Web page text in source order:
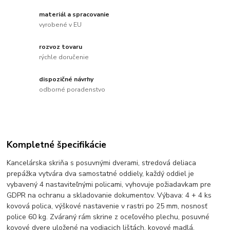
materiál a spracovanie
vyrobené v EU
rozvoz tovaru
rýchle doručenie
dispozičné návrhy
odborné poradenstvo
Kompletné špecifikácie
Kancelárska skriňa s posuvnými dverami, stredová deliaca
prepážka vytvára dva samostatné oddiely, každý oddiel je
vybavený 4 nastaviteľnými policami, vyhovuje požiadavkam pre
GDPR na ochranu a skladovanie dokumentov. Výbava: 4 + 4 ks
kovová polica, výškové nastavenie v rastri po 25 mm, nosnosť
police 60 kg. Zváraný rám skrine z oceľového plechu, posuvné
kovové dvere uložené na vodiacich lištách, kovové madlá,